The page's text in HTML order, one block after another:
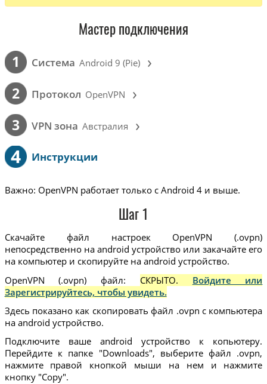
Мастер подключения
1 Cистема Android 9 (Pie) ›
2 Протокол OpenVPN ›
3 VPN зона Австралия ›
4 Инструкции
Важно: OpenVPN работает только с Android 4 и выше.
Шаг 1
Скачайте файл настроек OpenVPN (.ovpn)
непосредственно на android устройство или закачайте его
на компьютер и скопируйте на android устройство.
OpenVPN (.ovpn) файл:
СКРЫТО. Войдите или
Зарегистрируйтесь, чтобы увидеть.
Здесь показано как скопировать файл .ovpn с компьютера
на android устройство.
Подключите ваше android устройство к копьютеру.
Перейдите к папке "Downloads", выберите файл .ovpn,
нажмите правой кнопкой мыши на нем и нажмите
кнопку "Copy".